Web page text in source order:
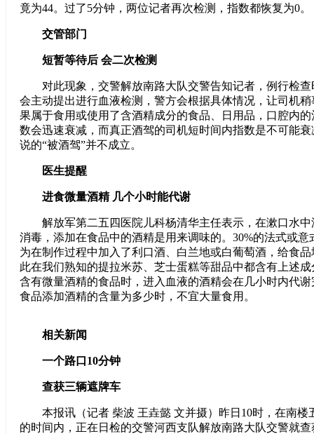
竟为44。过了5分钟，两位记者再次检测，指数都恢复为0。
交管部门
短暂等待后 会二次检测
对此现象，交警解放南路大队交警告知记者，例行检查
会主动提出进行血液检测，警方会根据具体情况，让司机
果属于食用或使用了含酒精成分的食品、日用品，口腔内
数会迅速衰减，而真正酒驾的司机短时间内指数是不可能
说的“被酒驾”并不成立。
医生提醒
进食微量酒精 几个小时能代谢
解放军第二五四医院儿科杨清华主任表示，在漱口水中
消毒，添加在食品中的酒精是用来调味的。30%的法式或
为在制作过程中加入了利口酒、白兰地或白葡萄酒，给食
此在我们熟知的提拉米苏、芝士蛋糕等甜品中都含有上述
含有微量酒精的食品时，进入血液的酒精会在几小时内代
食品添加酒精的含量为多少时，不宜大量食用。
相关新闻
一个路口10分钟
查获三辆遮牌车
本报讯（记者 柴波 王垚懿 文并摄）昨日10时，在南楼
的时间内，正在日检的交警河西支队解放南路大队交警就